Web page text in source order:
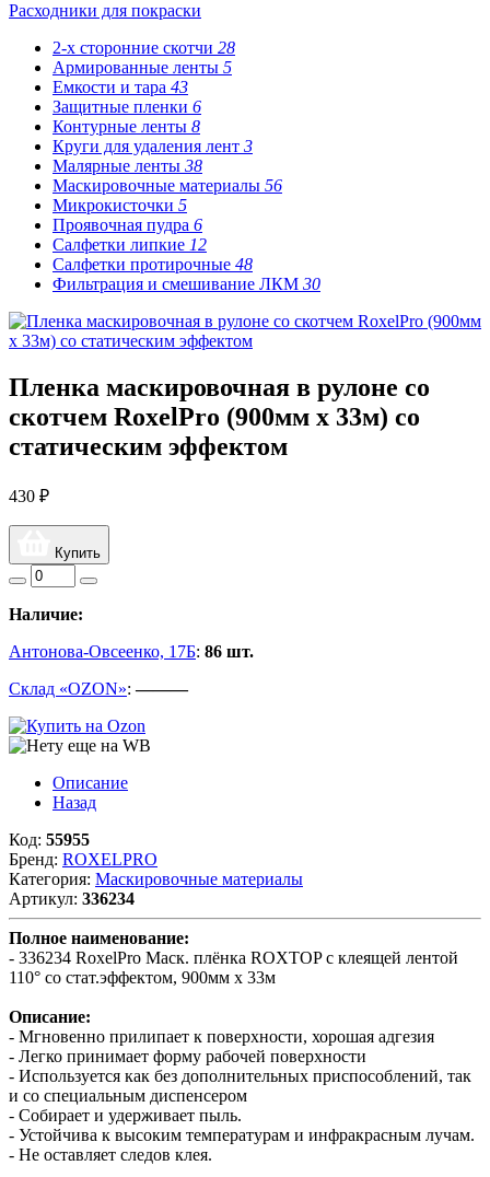
Расходники для покраски
2-х сторонние скотчи 28
Армированные ленты 5
Емкости и тара 43
Защитные пленки 6
Контурные ленты 8
Круги для удаления лент 3
Малярные ленты 38
Маскировочные материалы 56
Микрокисточки 5
Проявочная пудра 6
Салфетки липкие 12
Салфетки протирочные 48
Фильтрация и смешивание ЛКМ 30
Пленка маскировочная в рулоне со
скотчем RoxelPro (900мм х 33м) со
статическим эффектом
430 ₽
Купить
Наличие:
Антонова-Овсеенко, 17Б: 86 шт.
Склад «OZON»:———
Описание
Назад
Код: 55955
Бренд: ROXELPRO
Категория: Маскировочные материалы
Артикул: 336234
Полное наименование:
- 336234 RoxelPro Маск. плёнка ROXTOP с клеящей лентой
110° со стат.эффектом, 900мм х 33м
Описание:
- Мгновенно прилипает к поверхности, хорошая адгезия
- Легко принимает форму рабочей поверхности
- Используется как без дополнительных приспособлений, так
и со специальным диспенсером
- Собирает и удерживает пыль.
- Устойчива к высоким температурам и инфракрасным лучам.
- Не оставляет следов клея.